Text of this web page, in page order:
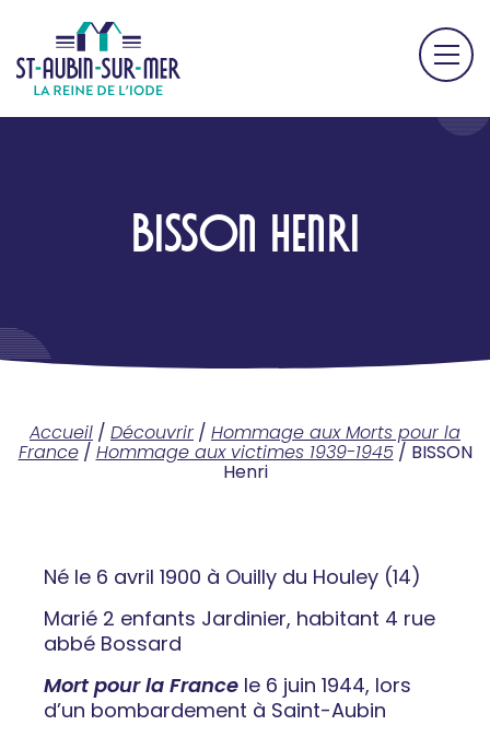
BISSON HENRI
Accueil / Découvrir / Hommage aux Morts pour la
France/ Hommage aux victimes 1939-1945/ BISSON
Henri
Né le 6 avril 1900 à Ouilly du Houley (14)
Marié 2 enfants Jardinier, habitant 4 rue
abbé Bossard
Mort pour la France le 6 juin 1944, lors
d’un bombardement à Saint-Aubin